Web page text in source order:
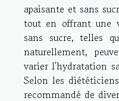
apaisante et sans
tout en offrant une
sans sucre, telles
naturellement,
varier l'hydratation
Selon les
recommandé de